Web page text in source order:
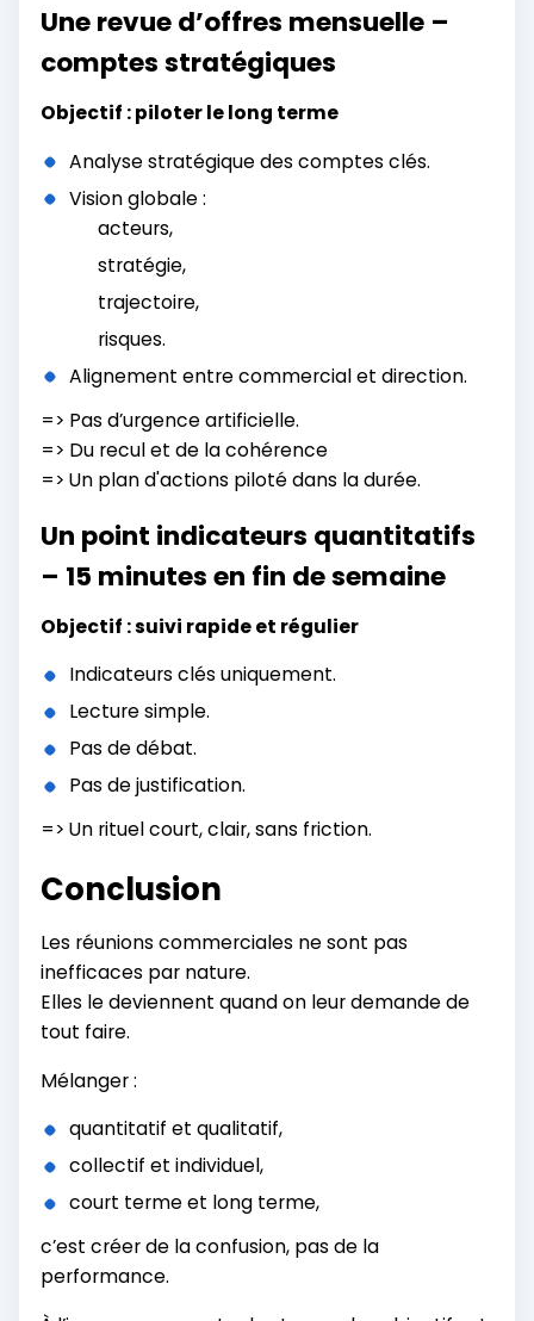
Une revue d’offres mensuelle –
comptes stratégiques
Objectif : piloter le long terme
Analyse stratégique des comptes clés.
Vision globale :
acteurs,
stratégie,
trajectoire,
risques.
Alignement entre commercial et direction.
=> Pas d’urgence artificielle.
=> Du recul et de la cohérence
=> Un plan d'actions piloté dans la durée.
Un point indicateurs quantitatifs
– 15 minutes en fin de semaine
Objectif : suivi rapide et régulier
Indicateurs clés uniquement.
Lecture simple.
Pas de débat.
Pas de justification.
=> Un rituel court, clair, sans friction.
Conclusion
Les réunions commerciales ne sont pas
inefficaces par nature.
Elles le deviennent quand on leur demande de
tout faire.
Mélanger :
quantitatif et qualitatif,
collectif et individuel,
court terme et long terme,
c’est créer de la confusion, pas de la
performance.